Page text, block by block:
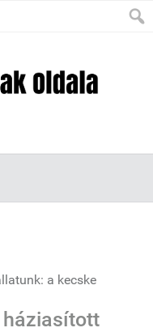
a kecske
háziasított